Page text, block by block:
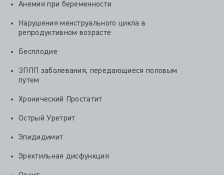
Анемия при беременности
Нарушения менструального цикла в
репродуктивном возрасте
Бесплодие
ЗППП заболевания, передающиеся половым
путем
Хронический Простатит
Острый Уретрит
Эпидидимит
Эректильная дисфункция